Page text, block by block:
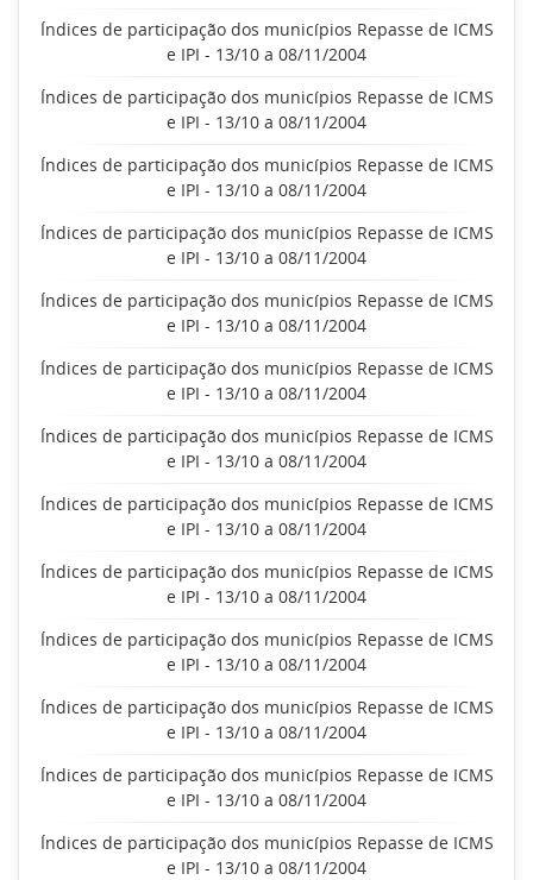
Índices de participação dos municípios Repasse de ICMS
e IPI - 13/10 a 08/11/2004
Índices de participação dos municípios Repasse de ICMS
e IPI - 13/10 a 08/11/2004
Índices de participação dos municípios Repasse de ICMS
e IPI - 13/10 a 08/11/2004
Índices de participação dos municípios Repasse de ICMS
e IPI - 13/10 a 08/11/2004
Índices de participação dos municípios Repasse de ICMS
e IPI - 13/10 a 08/11/2004
Índices de participação dos municípios Repasse de ICMS
e IPI - 13/10 a 08/11/2004
Índices de participação dos municípios Repasse de ICMS
e IPI - 13/10 a 08/11/2004
Índices de participação dos municípios Repasse de ICMS
e IPI - 13/10 a 08/11/2004
Índices de participação dos municípios Repasse de ICMS
e IPI - 13/10 a 08/11/2004
Índices de participação dos municípios Repasse de ICMS
e IPI - 13/10 a 08/11/2004
Índices de participação dos municípios Repasse de ICMS
e IPI - 13/10 a 08/11/2004
Índices de participação dos municípios Repasse de ICMS
e IPI - 13/10 a 08/11/2004
Índices de participação dos municípios Repasse de ICMS
e IPI - 13/10 a 08/11/2004